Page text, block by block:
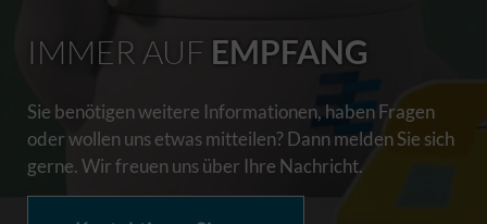
IMMER AUF EMPFANG
Sie benötigen weitere Informationen, haben Fragen
oder wollen uns etwas mitteilen? Dann melden Sie sich
gerne. Wir freuen uns über Ihre Nachricht.